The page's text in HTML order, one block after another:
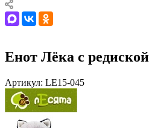
Енот Лёка с
Артикул: LE15-045